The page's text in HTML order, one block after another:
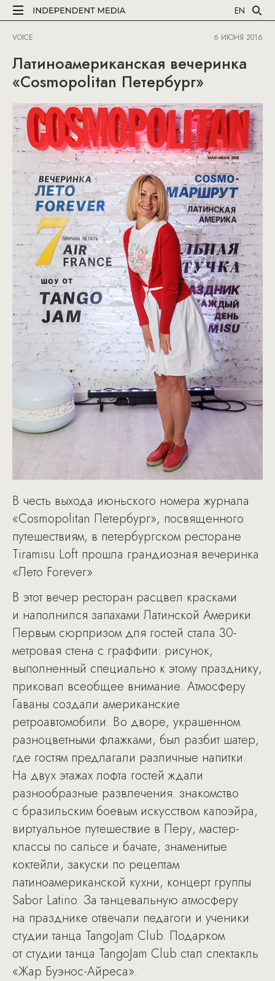
EN
VOICE 6 ИЮНЯ 2016
Латиноамериканская вечеринка
«Cosmopolitan Петербург»
В честь выхода июньского номера журнала
«Cosmopolitan Петербург», посвященного
путешествиям, в петербургском ресторане
Tiramisu Loft прошла грандиозная вечеринка
«Лето Forever».
В этот вечер ресторан расцвел красками
и наполнился запахами Латинской Америки.
Первым сюрпризом для гостей стала 30-
метровая стена с граффити: рисунок,
выполненный специально к этому празднику,
приковал всеобщее внимание. Атмосферу
Гаваны создали американские
ретроавтомобили. Во дворе, украшенном
разноцветными флажками, был разбит шатер,
где гостям предлагали различные напитки.
На двух этажах лофта гостей ждали
разнообразные развлечения: знакомство
с бразильским боевым искусством капоэйра,
виртуальное путешествие в Перу, мастер-
классы по сальсе и бачате, знаменитые
коктейли, закуски по рецептам
латиноамериканской кухни, концерт группы
Sabor Latino. За танцевальную атмосферу
на празднике отвечали педагоги и ученики
студии танца TangoJam Club. Подарком
от студии танца TangoJam Club стал спектакль
«Жар Буэнос-Айреса».